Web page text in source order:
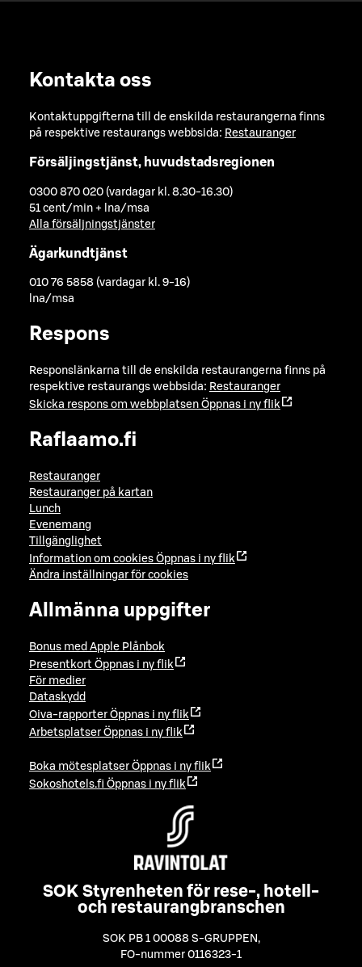
Kontakta oss
Kontaktuppgifterna till de enskilda restaurangerna finns
på respektive restaurangs webbsida: Restauranger
Försäljingstjänst, huvudstadsregionen
0300 870 020 (vardagar kl. 8.30-16.30)
51 cent/min + lna/msa
Alla försäljningstjänster
Ägarkundtjänst
010 76 5858 (vardagar kl. 9-16)
lna/msa
Respons
Responslänkarna till de enskilda restaurangerna finns på
respektive restaurangs webbsida: Restauranger
Skicka respons om webbplatsen Öppnas i ny flik
Raflaamo.fi
Restauranger
Restauranger på kartan
Lunch
Evenemang
Tillgänglighet
Information om cookies Öppnas i ny flik
Ändra inställningar för cookies
Allmänna uppgifter
Bonus med Apple Plånbok
Presentkort Öppnas i ny flik
För medier
Dataskydd
Oiva-rapporter Öppnas i ny flik
Arbetsplatser Öppnas i ny flik
Boka mötesplatser Öppnas i ny flik
Sokoshotels.fi Öppnas i ny flik
SOK Styrenheten för rese-, hotell-
och restaurangbranschen
SOK PB 1 00088 S-GRUPPEN ,
FO-nummer 0116323-1